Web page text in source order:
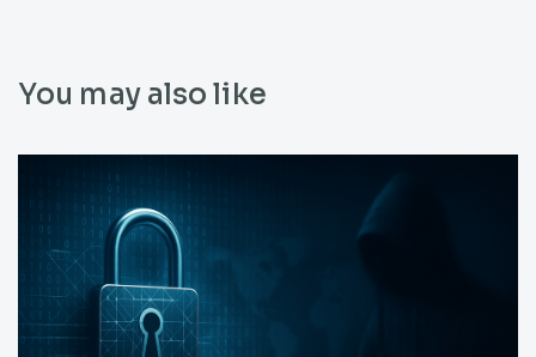
You may also like